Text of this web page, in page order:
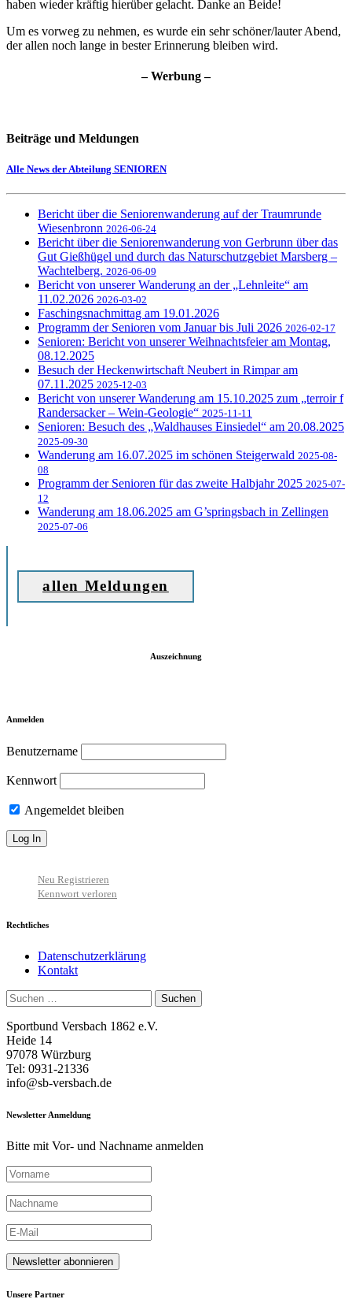
haben wieder kräftig hierüber gelacht. Danke an Beide!
Um es vorweg zu nehmen, es wurde ein sehr schöner/lauter Abend,
der allen noch lange in bester Erinnerung bleiben wird.
– Werbung –
Beiträge und Meldungen
Alle News der Abteilung SENIOREN
Bericht über die Seniorenwanderung auf der Traumrunde
Wiesenbronn 2026-06-24
Bericht über die Seniorenwanderung von Gerbrunn über das
Gut Gießhügel und durch das Naturschutzgebiet Marsberg –
Wachtelberg. 2026-06-09
Bericht von unserer Wanderung an der „Lehnleite“ am
11.02.2026 2026-03-02
Faschingsnachmittag am 19.01.2026
Programm der Senioren vom Januar bis Juli 2026 2026-02-17
Senioren: Bericht von unserer Weihnachtsfeier am Montag,
08.12.2025
Besuch der Heckenwirtschaft Neubert in Rimpar am
07.11.2025 2025-12-03
Bericht von unserer Wanderung am 15.10.2025 zum „terroir f
Randersacker – Wein-Geologie“ 2025-11-11
Senioren: Besuch des „Waldhauses Einsiedel“ am 20.08.2025
2025-09-30
Wanderung am 16.07.2025 im schönen Steigerwald 2025-08-
08
Programm der Senioren für das zweite Halbjahr 2025 2025-07-
12
Wanderung am 18.06.2025 am G’springsbach in Zellingen
2025-07-06
allen Meldungen
Auszeichnung
Anmelden
Benutzername
Kennwort
Angemeldet bleiben
Neu Registrieren
Kennwort verloren
Rechtliches
Datenschutzerklärung
Kontakt
Suchen
nach:
Sportbund Versbach 1862 e.V.
Heide 14
97078 Würzburg
Tel: 0931-21336
info@sb-versbach.de
Newsletter Anmeldung
Bitte mit Vor- und Nachname anmelden
Unsere Partner